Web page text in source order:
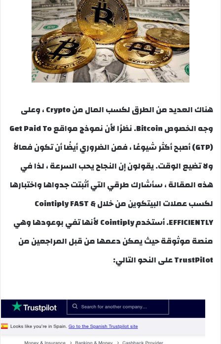
هناك العديد من الطرق لكسب المال من Crypto ، وعلى
وجه الخصوص Bitcoin. نظرًا لأن نموذج مواقع Get Paid To
(GTP) أصبح أكثر شيوعًا ، فمن الضروري أيضًا أن تكون فعالاً
ولا تضيع الوقت. يقولون إن النجاح يحب السرعة ، لذا في
هذه المقالة ، سأشارك طرقي التي أثبتت جدواها واختبارها
لكسب عملات البيتكوين من خلال Cointiply FAST &
EFFICIENTLY. أستخدم Cointiply لأنها تفي بوعودها وهي
منصة موثوقة حيث يمكن دعمها من قبل المراجعين من
TrustPilot على النحو التالي: